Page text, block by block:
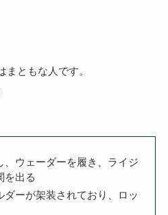
まともな人です。
、ウェーダーを履き、ライジ
を出る
ダーが架装されており、ロッ